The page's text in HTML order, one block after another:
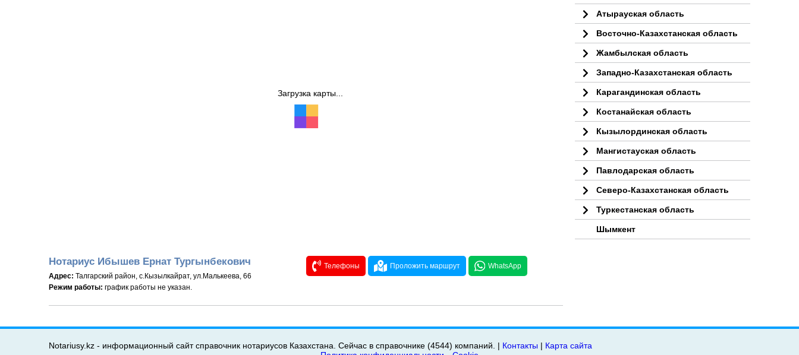
Загрузка карты...
Нотариус Ибышев Ернат Тургынбекович
Адрес: Талгарский район, с.Кызылкайрат, ул.Малькеева, 66
Режим работы: график работы не указан.
Телефоны Проложить маршрут WhatsApp
Атырауская область
Восточно-Казахстанская область
Жамбылская область
Западно-Казахстанская область
Карагандинская область
Костанайская область
Кызылординская область
Мангистауская область
Павлодарская область
Северо-Казахстанская область
Туркестанская область
Шымкент
Notariusy.kz - информационный сайт справочник нотариусов Казахстана. Сейчас в справочнике (4544) компаний. | Контакты | Карта сайта